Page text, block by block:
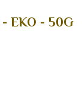
- EKO - 50G